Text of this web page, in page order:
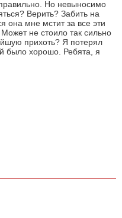
Но невыносимо
Верить? Забить на
она мне мстит за все эти
не стоило так сильно
прихоть? Я потерял
было хорошо. Ребята, я